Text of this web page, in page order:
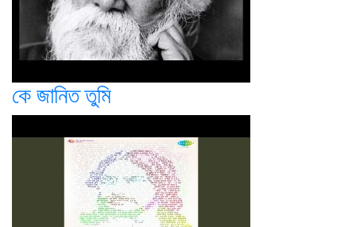
কে জানিত তুমি